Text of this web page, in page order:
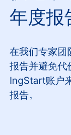
年度报
在我们专家团
报告并避免代
IngStart账户
报告。